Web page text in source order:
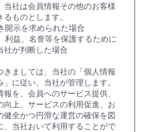
当社は会員情報その他のお客様
ものとします。
開示を求められた場合
利益、名誉等を保護するために
社が判断した場合
きましては、当社の「個人情報
」に従い、当社が管理します。
報を、会員へのサービス提供、
向上、サービスの利用促進、お
健全かつ円滑な運営の確保を図
、当社おいて利用することがで